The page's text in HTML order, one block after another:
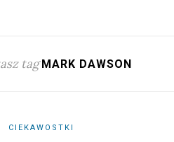
tag MARK DAWSON
CIEKAWOSTKI